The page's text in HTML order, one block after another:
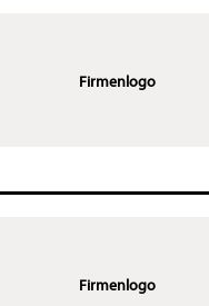
Firmenlogo
Firmenlogo